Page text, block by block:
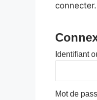
Identifiant
Mot de